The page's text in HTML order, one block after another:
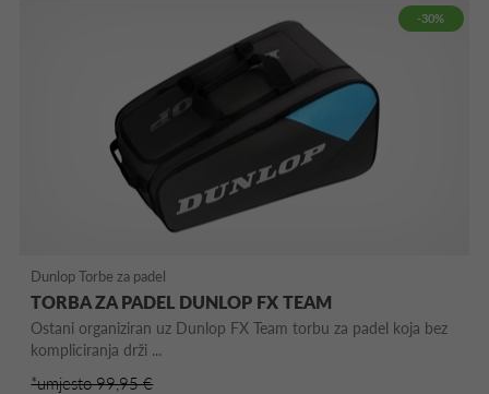
-30%
Dunlop Torbe za padel
TORBA ZA PADEL DUNLOP FX TEAM
Ostani organiziran uz Dunlop FX Team torbu za padel koja bez
kompliciranja drži ...
*umjesto 99,95 €